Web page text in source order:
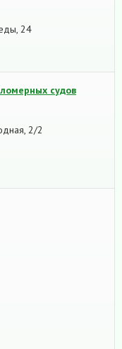
24
судов
2/2